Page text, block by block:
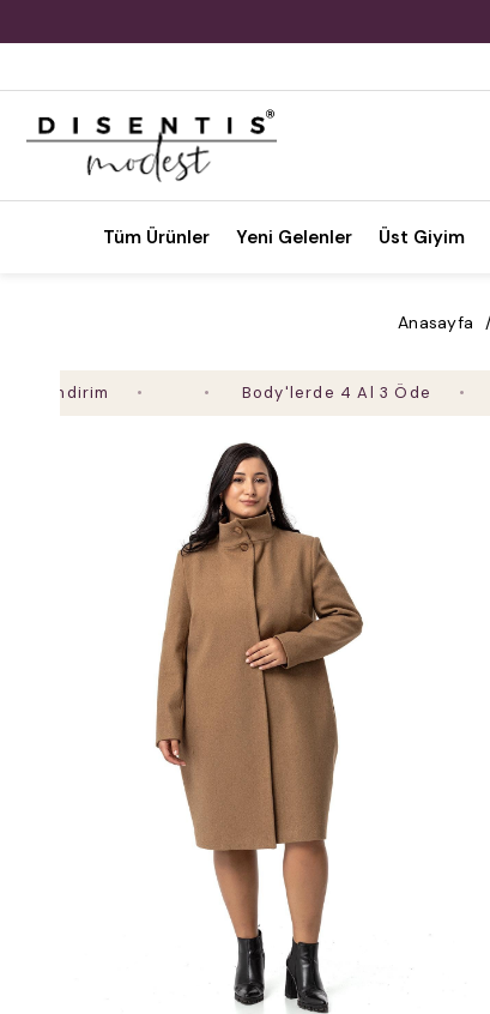
Tüm Ürünler Yeni Gelenler Üst Giyim
Anasayfa
İndirim Body'lerde 4 Al 3 Öde